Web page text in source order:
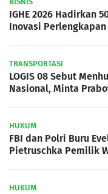
IGHE 2026 Hadirkan
Inovasi Perlengkapan
TRANSPORTASI
LOGIS 08 Sebut
Nasional, Minta
HUKUM
FBI dan Polri Buru
Pietruschka Pemilik
HUKUM